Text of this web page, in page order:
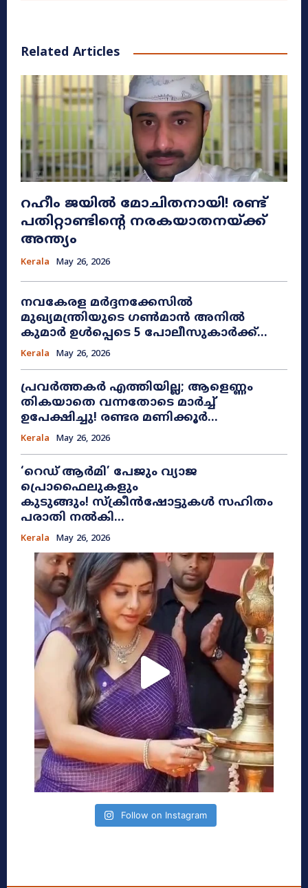
Related Articles
റഹീം ജയിൽ മോചിതനായി! രണ്ട്
പതിറ്റാണ്ടിന്റെ നരകയാതനയ്ക്ക്
അന്ത്യം
Kerala May 26, 2026
നവകേരള മർദ്ദനക്കേസിൽ
മുഖ്യമന്ത്രിയുടെ ഗൺമാൻ അനിൽ
കുമാർ ഉൾപ്പെടെ 5 പോലീസുകാർക്ക്...
Kerala May 26, 2026
പ്രവർത്തകർ എത്തിയില്ല; ആളെണ്ണം
തികയാതെ വന്നതോടെ മാർച്ച്
ഉപേക്ഷിച്ചു! രണ്ടര മണിക്കൂർ...
Kerala May 26, 2026
​‘റെഡ് ആർമി’ പേജും വ്യാജ
പ്രൊഫൈലുകളും
കുടുങ്ങും! സ്ക്രീൻഷോട്ടുകൾ സഹിതം
പരാതി നൽകി...
Kerala May 26, 2026
Follow on Instagram